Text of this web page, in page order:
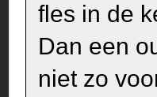
fles in de
Dan een
niet zo